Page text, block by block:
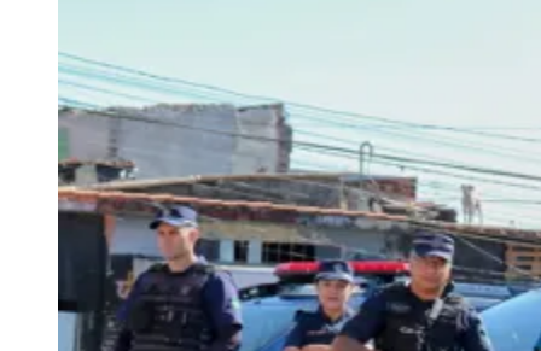
do Conde
EscadaVila PortoVotupoca
Para Sua Empresa
Anuncie no Portal
Guia de Empresas
Divulgar VagasNovo
Publicidade Legal
Negócios Regionais
Turismo
Segurança Regional
Hospitais Estaduais
Parques & Represas